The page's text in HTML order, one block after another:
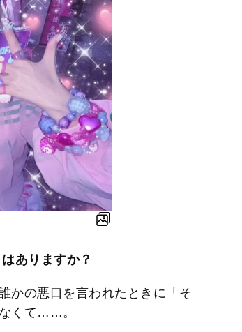
ありますか？
かの悪口を言われたときに「そ
くて……。